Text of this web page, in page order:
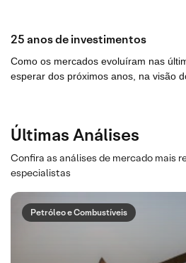
25 anos de investimentos
Como os mercados evoluíram nas
esperar dos próximos anos, na visão
Últimas Análises
Confira as análises de mercado mais
especialistas
Petróleo e Combustíveis